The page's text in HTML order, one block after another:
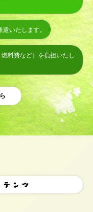
いたします。
料費など）を負担いたし